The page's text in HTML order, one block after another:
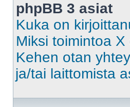
phpBB 3 asiat
Kuka on
Miksi toimintoa
Kehen otan
ja/tai laittomista